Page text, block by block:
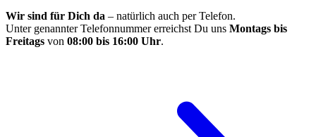
Wir sind für Dich da – natürlich auch per Telefon.
Unter genannter Telefonnummer erreichst Du uns Montags bis
Freitags von 08:00 bis 16:00 Uhr.